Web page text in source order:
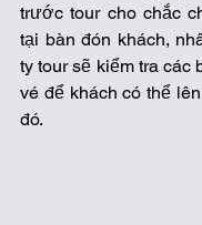
trước tour cho chắc
tại bàn đón khách,
ty tour sẽ kiểm tra các
vé để khách có thể
đó.